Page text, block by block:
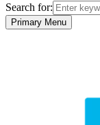
Search for:
Primary Menu